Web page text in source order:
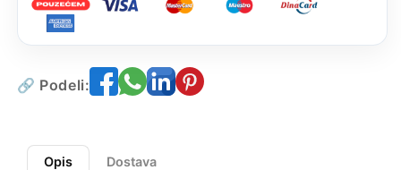
🔗 Podeli:
Opis Dostava